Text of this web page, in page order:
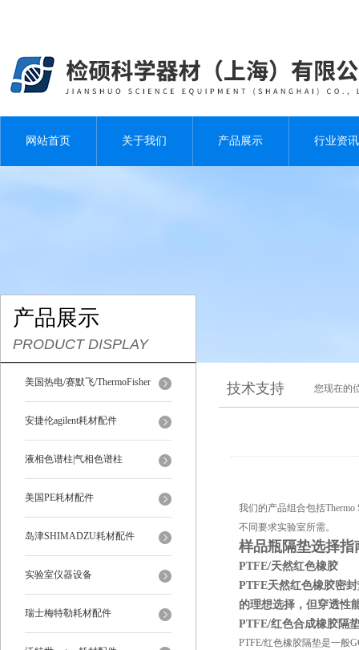
网站首页 关于我们 产品展示 行业资讯
产品展示
PRODUCT DISPLAY
美国热电/赛默飞/ThermoFisher
安捷伦agilent耗材配件
液相色谱柱|气相色谱柱
美国PE耗材配件
岛津SHIMADZU耗材配件
实验室仪器设备
瑞士梅特勒耗材配件
技术支持 您现在的
我们的产品组合包括
不同要求实验室所需。
样品瓶隔垫选择指
PTFE/天然红色橡胶
PTFE天然红色橡胶密
的理想选择，但穿透性
PTFE/红色合成橡胶隔
PTFE/红色橡胶隔垫是一般